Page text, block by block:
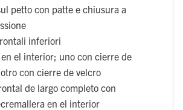
petto con patte e chiusura a
inferiori
el interior; uno con cierre de
con cierre de velcro
de largo completo con
en el interior